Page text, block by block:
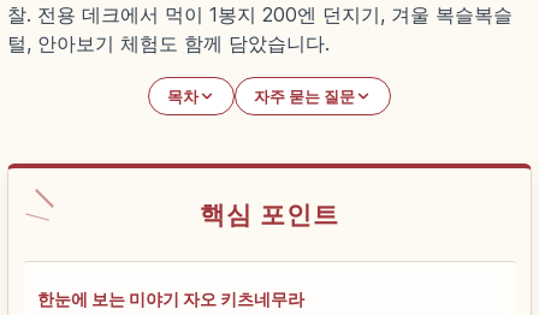
찰. 전용 데크에서 먹이 1봉지 200엔 던지기, 겨울 복슬복슬
털, 안아보기 체험도 함께 담았습니다.
목차 자주 묻는 질문
핵심 포인트
한눈에 보는 미야기 자오 키츠네무라